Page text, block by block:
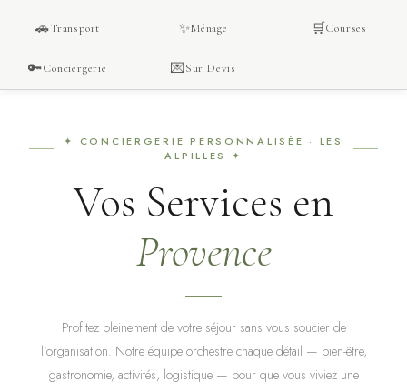
🚗Transport ✨Ménage 🛒Courses
🔑Conciergerie 💌Sur Devis
✦ CONCIERGERIE PERSONNALISÉE · LES
ALPILLES ✦
Vos Services en
Provence
Profitez pleinement de votre séjour sans vous soucier de
l'organisation. Notre équipe orchestre chaque détail — bien-être,
gastronomie, activités, logistique — pour que vous viviez une